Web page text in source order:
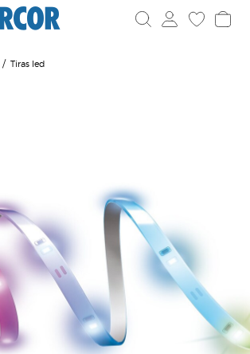
Tiras led